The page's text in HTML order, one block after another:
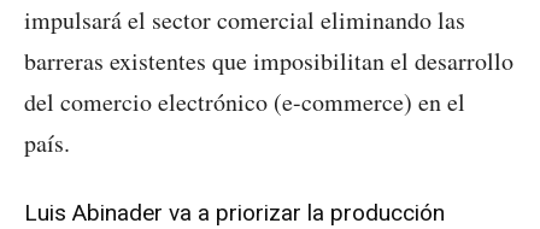
impulsará el sector comercial eliminando las
barreras existentes que imposibilitan el desarrollo
del comercio electrónico (e-commerce) en el
país.
Luis Abinader va a priorizar la producción